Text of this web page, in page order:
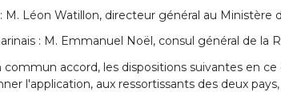
M. Léon Watillon, directeur général au Ministère
: M. Emmanuel Noël, consul général de la
commun accord, les dispositions suivantes en
l'application, aux ressortissants des deux